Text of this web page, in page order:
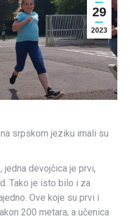
29
2023
srpskom jeziku imali su
jedna devojčica je prvi,
Tako je isto bilo i za
Ove koje su prvi i
200 metara, a učenica